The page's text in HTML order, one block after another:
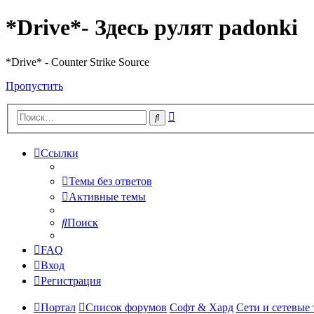
*Drive*- Здесь рулят padonki
*Drive* - Counter Strike Source
Пропустить
Поиск
Ссылки
Темы без ответов
Активные темы
Поиск
FAQ
Вход
Регистрация
Портал Список форумов Софт & Хард Сети и сетевые